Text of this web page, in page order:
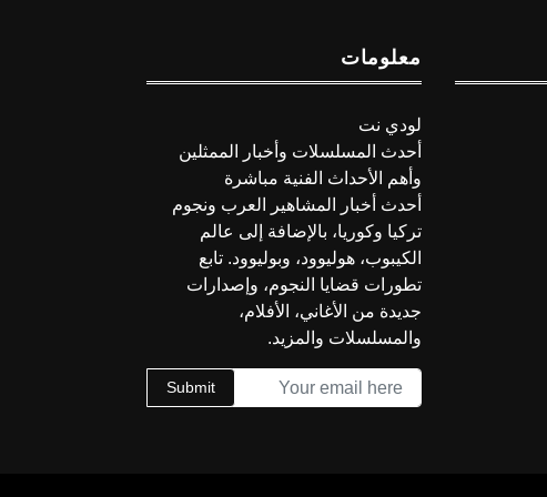
معلومات
لودي نت
أحدث المسلسلات وأخبار الممثلين
وأهم الأحداث الفنية مباشرة
أحدث أخبار المشاهير العرب ونجوم
تركيا وكوريا، بالإضافة إلى عالم
الكيبوب، هوليوود، وبوليوود. تابع
تطورات قضايا النجوم، وإصدارات
جديدة من الأغاني، الأفلام،
والمسلسلات والمزيد.
Submit